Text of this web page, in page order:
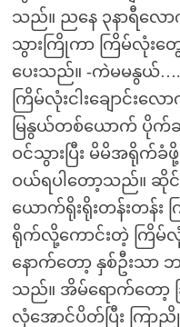
သည်။ ညနေ ၃နာရီလေ
သွားကြိုကာ ကြိမ်လုံးတွ
ပေးသည်။ -ကဲမမနွယ်
ကြိမ်လုံးငါးချောင်း
မြနွယ်တစ်ယောက် ပို
ဝင်သွားပြီး မိမိအရိုက်
ဝယ်ရပါတော့သည်။ ဆို
ယောက်ရိုးရိုးတန်းတန်
ရိုက်လို့ကောင်းတဲ့ ကြိ
နောက်တော့ နှစ်ဦးသာ
သည်။ အိမ်ရောက်တော့
လုံအောင်ပိတ်ပြီး ကြာ